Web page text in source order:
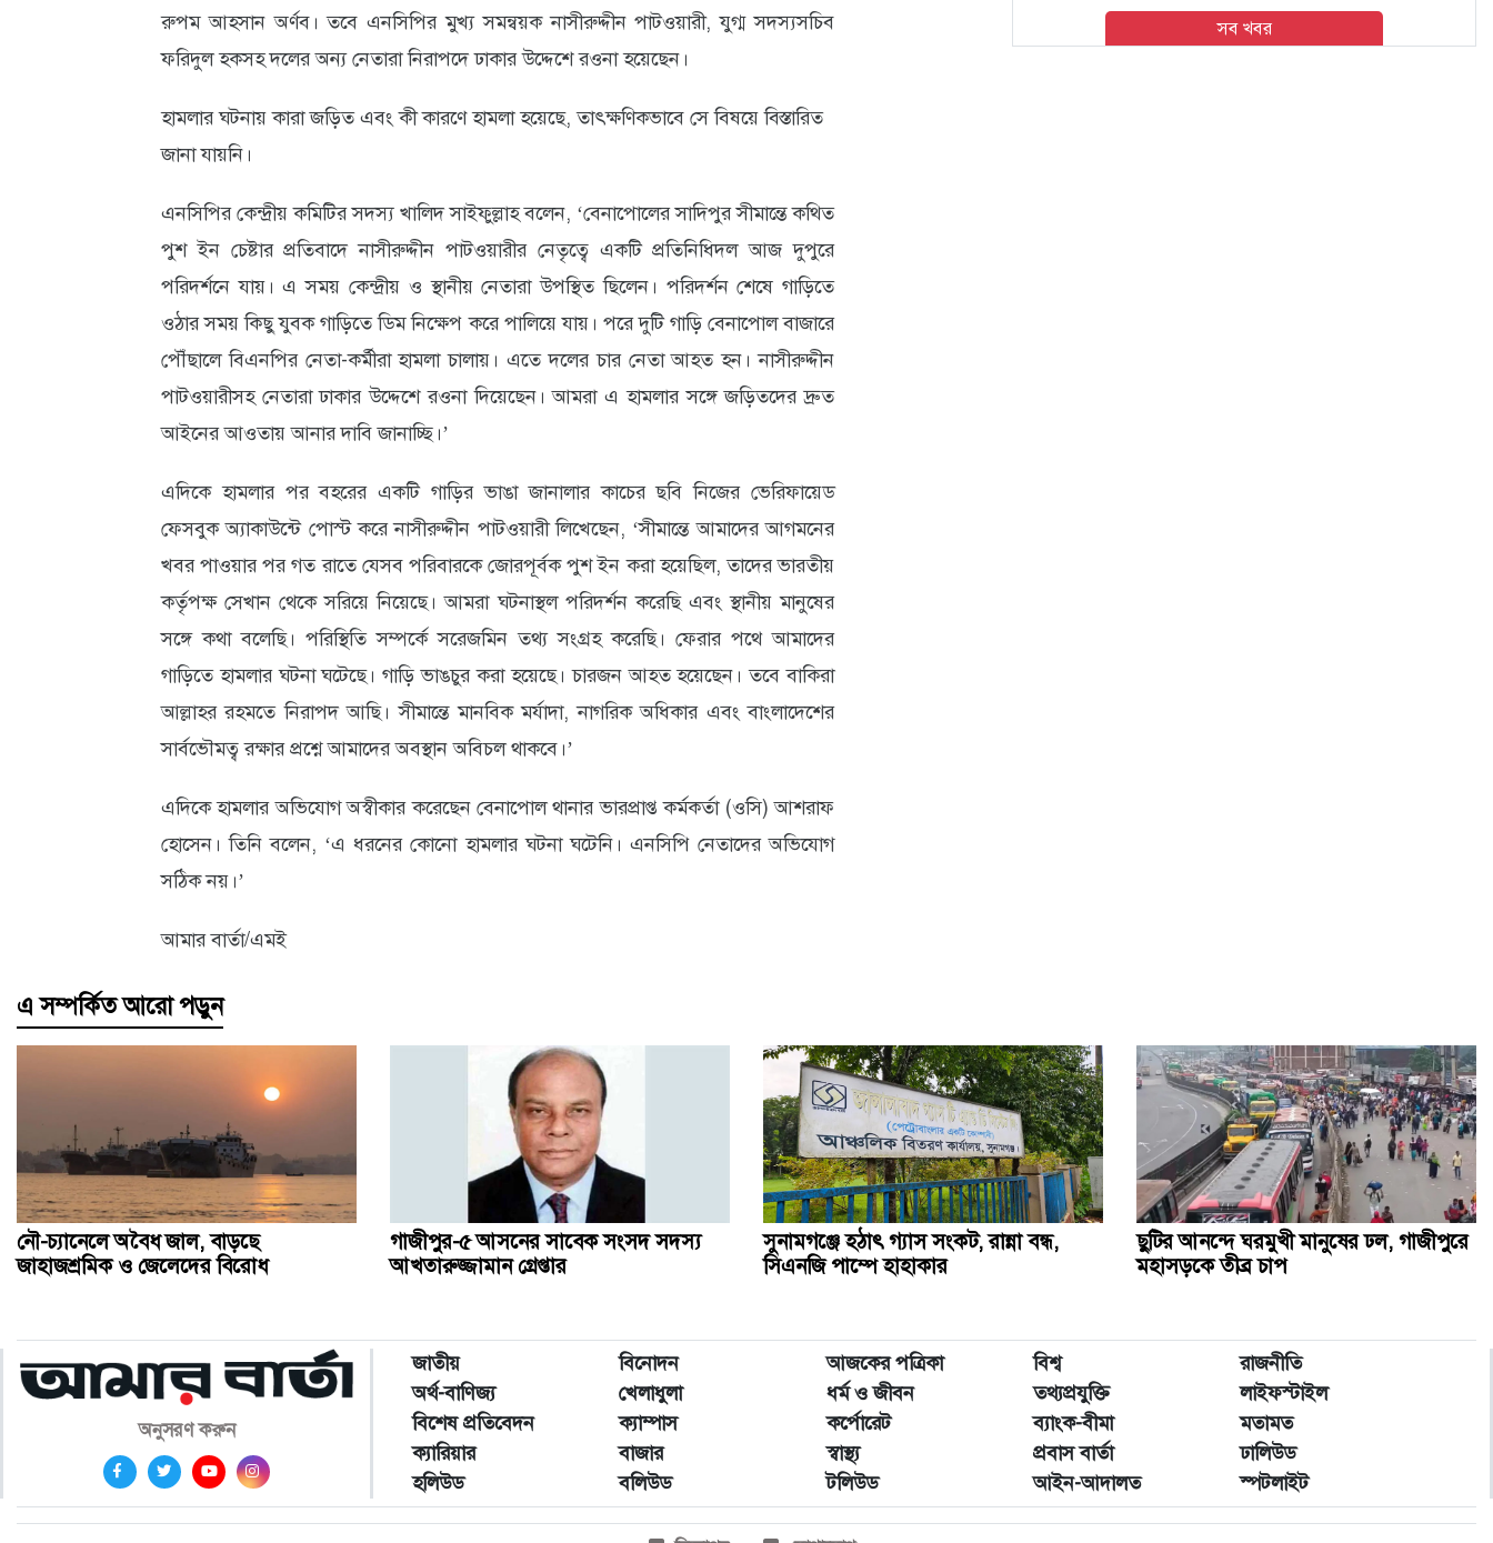
রুপম আহসান অর্ণব। তবে এনসিপির মুখ্য সমন্বয়ক নাসীরুদ্দীন পাটওয়ারী, যুগ্ম সদস্যসচিব
ফরিদুল হকসহ দলের অন্য নেতারা নিরাপদে ঢাকার উদ্দেশে রওনা হয়েছেন।
হামলার ঘটনায় কারা জড়িত এবং কী কারণে হামলা হয়েছে, তাৎক্ষণিকভাবে সে বিষয়ে বিস্তারিত
জানা যায়নি।
এনসিপির কেন্দ্রীয় কমিটির সদস্য খালিদ সাইফুল্লাহ বলেন, ‘বেনাপোলের সাদিপুর সীমান্তে কথিত
পুশ ইন চেষ্টার প্রতিবাদে নাসীরুদ্দীন পাটওয়ারীর নেতৃত্বে একটি প্রতিনিধিদল আজ দুপুরে
পরিদর্শনে যায়। এ সময় কেন্দ্রীয় ও স্থানীয় নেতারা উপস্থিত ছিলেন। পরিদর্শন শেষে গাড়িতে
ওঠার সময় কিছু যুবক গাড়িতে ডিম নিক্ষেপ করে পালিয়ে যায়। পরে দুটি গাড়ি বেনাপোল বাজারে
পৌঁছালে বিএনপির নেতা-কর্মীরা হামলা চালায়। এতে দলের চার নেতা আহত হন। নাসীরুদ্দীন
পাটওয়ারীসহ নেতারা ঢাকার উদ্দেশে রওনা দিয়েছেন। আমরা এ হামলার সঙ্গে জড়িতদের দ্রুত
আইনের আওতায় আনার দাবি জানাচ্ছি।’
এদিকে হামলার পর বহরের একটি গাড়ির ভাঙা জানালার কাচের ছবি নিজের ভেরিফায়েড
ফেসবুক অ্যাকাউন্টে পোস্ট করে নাসীরুদ্দীন পাটওয়ারী লিখেছেন, ‘সীমান্তে আমাদের আগমনের
খবর পাওয়ার পর গত রাতে যেসব পরিবারকে জোরপূর্বক পুশ ইন করা হয়েছিল, তাদের ভারতীয়
কর্তৃপক্ষ সেখান থেকে সরিয়ে নিয়েছে। আমরা ঘটনাস্থল পরিদর্শন করেছি এবং স্থানীয় মানুষের
সঙ্গে কথা বলেছি। পরিস্থিতি সম্পর্কে সরেজমিন তথ্য সংগ্রহ করেছি। ফেরার পথে আমাদের
গাড়িতে হামলার ঘটনা ঘটেছে। গাড়ি ভাঙচুর করা হয়েছে। চারজন আহত হয়েছেন। তবে বাকিরা
আল্লাহর রহমতে নিরাপদ আছি। সীমান্তে মানবিক মর্যাদা, নাগরিক অধিকার এবং বাংলাদেশের
সার্বভৌমত্ব রক্ষার প্রশ্নে আমাদের অবস্থান অবিচল থাকবে।’
এদিকে হামলার অভিযোগ অস্বীকার করেছেন বেনাপোল থানার ভারপ্রাপ্ত কর্মকর্তা (ওসি) আশরাফ
হোসেন। তিনি বলেন, ‘এ ধরনের কোনো হামলার ঘটনা ঘটেনি। এনসিপি নেতাদের অভিযোগ
সঠিক নয়।’
আমার বার্তা/এমই
১১ দলীয় ঐক্যের ঘেরাও কর্মসূচি ঘিরে সচিবালয়ের সব গেট বন্ধ
সব খবর
এ সম্পর্কিত আরো পড়ুন
নৌ-চ্যানেলে অবৈধ জাল, বাড়ছে
জাহাজশ্রমিক ও জেলেদের বিরোধ
গাজীপুর-৫ আসনের সাবেক সংসদ সদস্য
আখতারুজ্জামান গ্রেপ্তার
সুনামগঞ্জে হঠাৎ গ্যাস সংকট, রান্না বন্ধ,
সিএনজি পাম্পে হাহাকার
ছুটির আনন্দে ঘরমুখী মানুষের ঢল, গাজীপুরে
মহাসড়কে তীব্র চাপ
অনুসরণ করুন
জাতীয় বিনোদন আজকের পত্রিকা বিশ্ব
রাজনীতি
অর্থ-বাণিজ্য
খেলাধুলা ধর্ম ও জীবন তথ্যপ্রযুক্তি
লাইফস্টাইল
বিশেষ প্রতিবেদন
ক্যাম্পাস কর্পোরেট ব্যাংক-বীমা
মতামত
ক্যারিয়ার
বাজার স্বাস্থ্য প্রবাস বার্তা
ঢালিউড
হলিউড
বলিউড টলিউড আইন-আদালত স্পটলাইট